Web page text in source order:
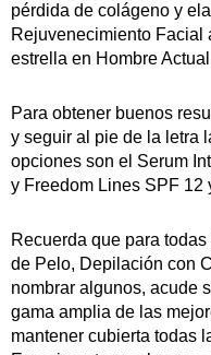
pérdida de colágeno y
Rejuvenecimiento Facial
estrella en Hombre
Para obtener buenos
y seguir al pie de la letra
opciones son el Serum
y Freedom Lines SPF 12
Recuerda que para
de Pelo, Depilación con
nombrar algunos, acude
gama amplia de las
mantener cubierta todas